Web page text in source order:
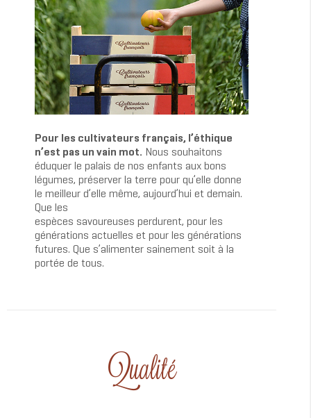
Pour les cultivateurs français, l’éthique
n’est pas un vain mot. Nous souhaitons
éduquer le palais de nos enfants aux bons
légumes, préserver la terre pour qu’elle donne
le meilleur d’elle même, aujourd’hui et demain.
Que les
espèces savoureuses perdurent, pour les
générations actuelles et pour les générations
futures. Que s’alimenter sainement soit à la
portée de tous.
Qualité